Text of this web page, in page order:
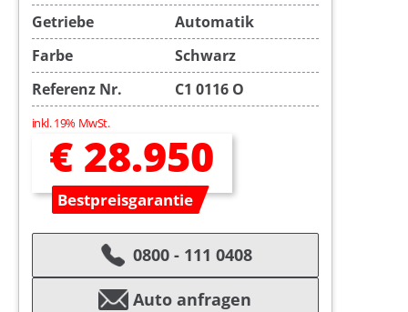
Getriebe
Automatik
Farbe
Schwarz
Referenz Nr.
C1 0116 O
inkl. 19% MwSt.
€ 28.950
Bestpreisgarantie
0800 - 111 0408
Auto anfragen